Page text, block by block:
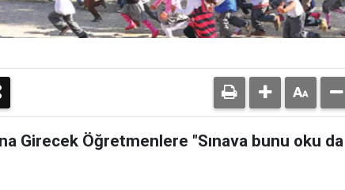
Girecek Öğretmenlere "Sınava bunu oku da